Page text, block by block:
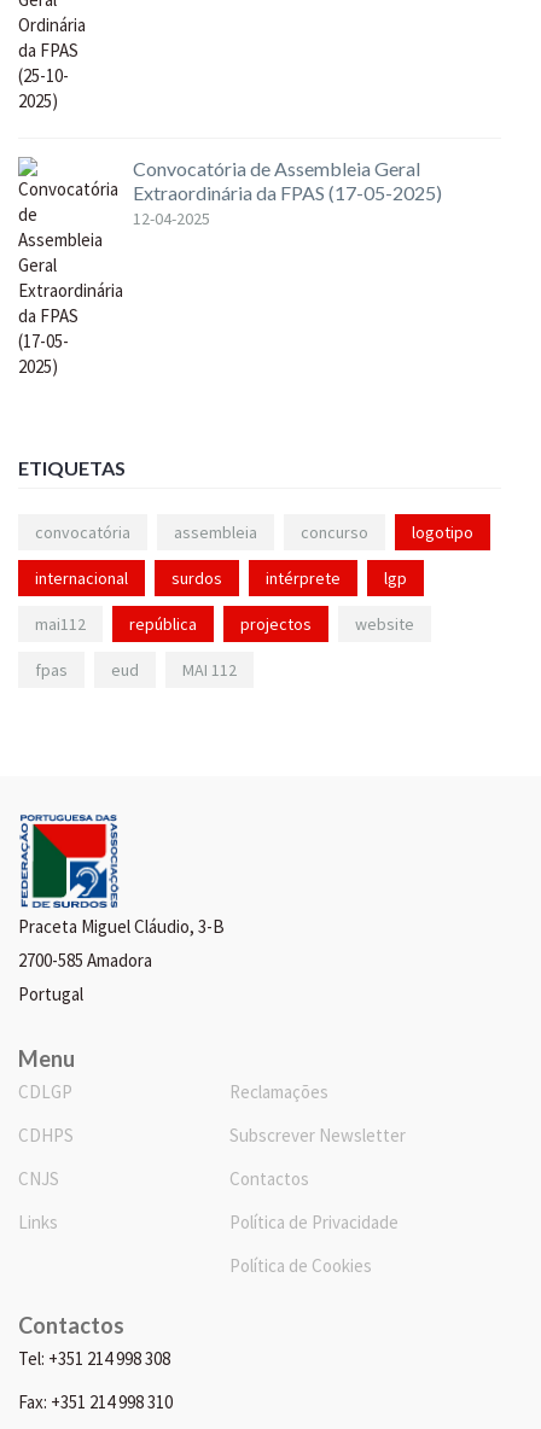
Convocatória de Assembleia Geral
Extraordinária da FPAS (17-05-2025)
12-04-2025
ETIQUETAS
convocatória assembleia concurso logotipo
internacional surdos intérprete lgp
mai112 república projectos website
fpas eud MAI 112
Praceta Miguel Cláudio, 3-B
2700-585 Amadora
Portugal
Menu
CDLGP
CDHPS
CNJS
Links
Reclamações
Subscrever Newsletter
Contactos
Política de Privacidade
Política de Cookies
Contactos
Tel: +351 214 998 308
Fax: +351 214 998 310